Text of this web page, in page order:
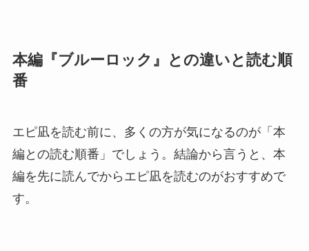
本編『ブルーロック』との違いと読む順
番
エピ凪を読む前に、多くの方が気になるのが「本
編との読む順番」でしょう。結論から言うと、本
編を先に読んでからエピ凪を読むのがおすすめで
す。